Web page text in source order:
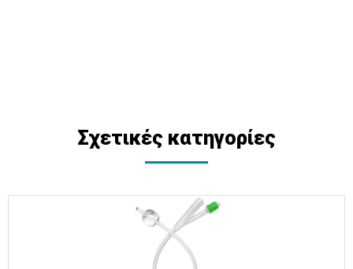
Σχετικές κατηγορίες